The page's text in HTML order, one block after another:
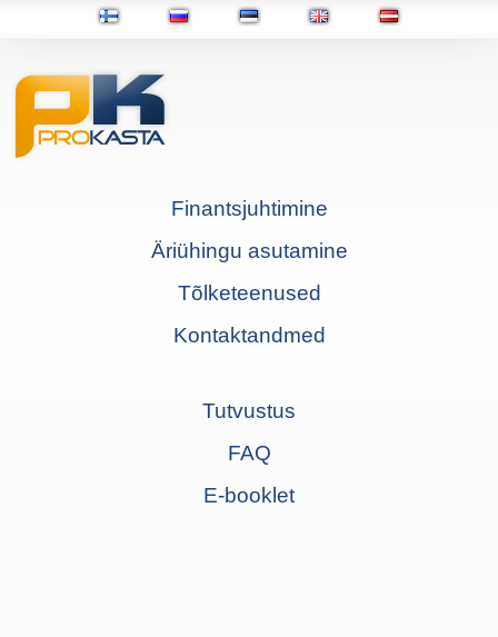
Finantsjuhtimine
Äriühingu asutamine
Tõlketeenused
Kontaktandmed
Tutvustus
FAQ
E-booklet